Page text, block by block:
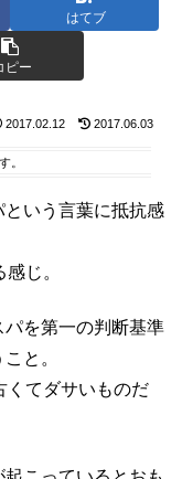
はてブ
ピー
2017.02.12 2017.06.03
。
いう言葉に抵抗感
じ。
を第一の判断基準
と。
くてダサいものだ